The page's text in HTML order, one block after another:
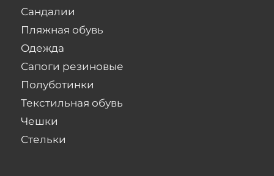
Сандалии
Пляжная обувь
Одежда
Сапоги резиновые
Полуботинки
Текстильная обувь
Чешки
Стельки